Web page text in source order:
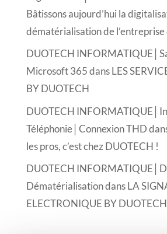
Bâtissons aujourd’hui la
dématérialisation de
DUOTECH
Microsoft 365dansLES
BY DUOTECH
DUOTECH
Téléphonie│Connexion THD
les pros, c’est chez DUOTECH !
DUOTECH
DématérialisationdansLA
ELECTRONIQUE BY DUOTECH